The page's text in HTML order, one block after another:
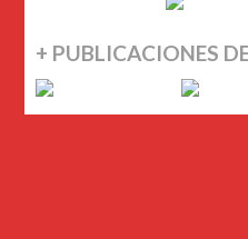
+ PUBLICACIONES